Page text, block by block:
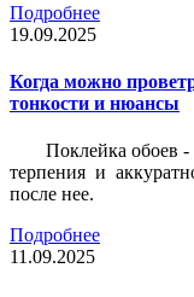
Подробнее
19.09.2025
Когда можно
тонкости и нюансы
Поклейка обоев
терпения и
после нее.
Подробнее
11.09.2025